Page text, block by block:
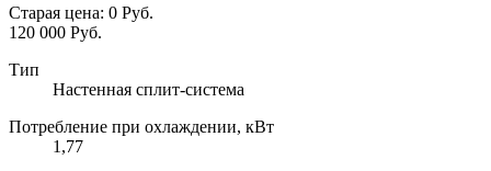
Старая цена: 0 Руб.
120 000 Руб.
Тип
Настенная сплит-система
Потребление при охлаждении, кВт
1,77